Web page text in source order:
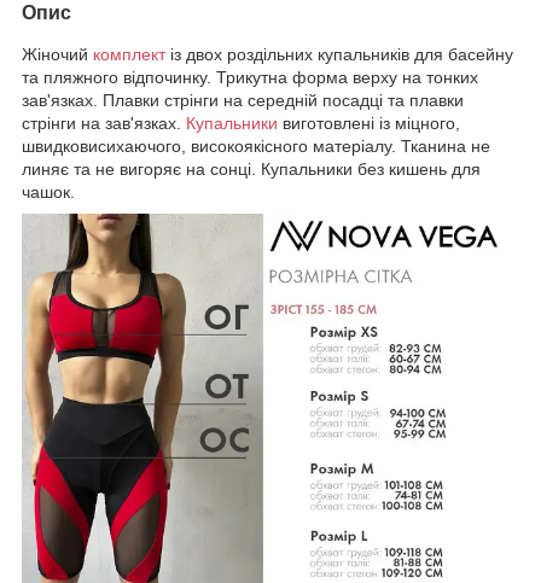
Опис
Жіночий комплектіз двох роздільних купальників для басейну
та пляжного відпочинку. Трикутна форма верху на тонких
зав'язках. Плавки стрінги на середній посадці та плавки
стрінги на зав'язках. Купальники виготовлені із міцного,
швидковисихаючого, високоякісного матеріалу. Тканина не
линяє та не вигоряє на сонці. Купальники без кишень для
чашок.